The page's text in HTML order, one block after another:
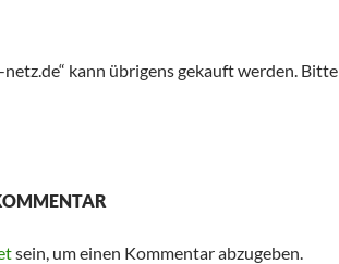
kann übrigens gekauft werden. Bitte
sein, um einen Kommentar abzugeben.